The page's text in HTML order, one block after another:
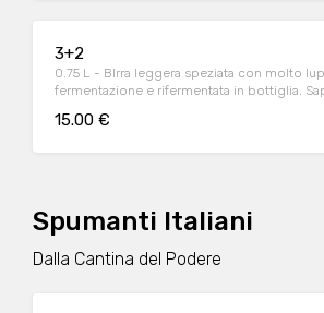
3+2
0.75 L - BIrra leggera speziata con molto
fermentazione e rifermentata in bottiglia.
pulita. La freschezza apportata dal
15.00 €
Spumanti Italiani
Dalla Cantina del Podere